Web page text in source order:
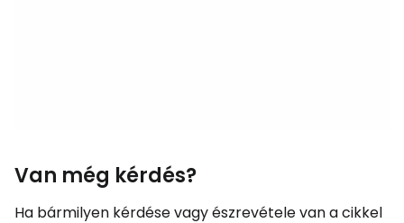
Van még kérdés?
Ha bármilyen kérdése vagy észrevétele van a cikkel